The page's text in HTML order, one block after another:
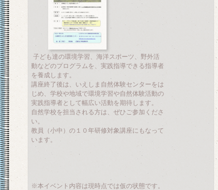
子ども達の環境学習、海洋スポーツ、野外活
動などのプログラムを、実践指導できる指導者
を養成します。
講座終了後は、いえしま自然体験センターをは
じめ、学校や地域で環境学習や自然体験活動の
実践指導者として幅広い活動を期待します。
自然学校を担当される方は、ぜひご参加くださ
い。
教員（小中）の１０年研修対象講座にもなって
います。
※本イベント内容は現時点では仮の状態です。